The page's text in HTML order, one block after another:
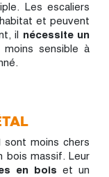
Les escaliers
et peuvent
il nécessite un
sensible à
sont moins chers
bois massif. Leur
en bois et un